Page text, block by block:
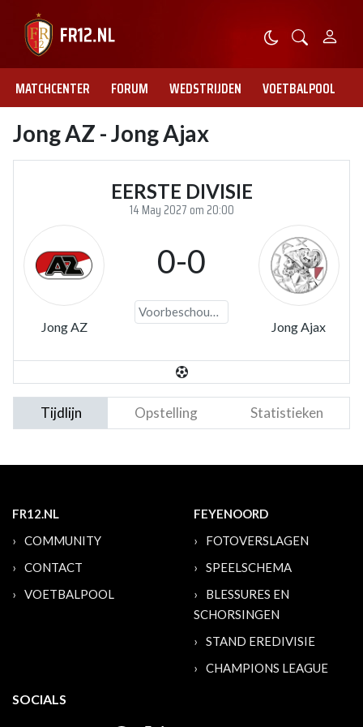
MATCHCENTER FORUM WEDSTRIJDEN VOETBALPOOL
Jong AZ - Jong Ajax
EERSTE DIVISIE
14 May 2027 om 20:00
Jong AZ
0-0
Voorbeschouwing
Jong Ajax
Tijdlijn Opstelling Statistieken
FR12.NL
COMMUNITY
CONTACT
VOETBALPOOL
FEYENOORD
FOTOVERSLAGEN
SPEELSCHEMA
BLESSURES EN
SCHORSINGEN
STAND EREDIVISIE
CHAMPIONS LEAGUE
SOCIALS